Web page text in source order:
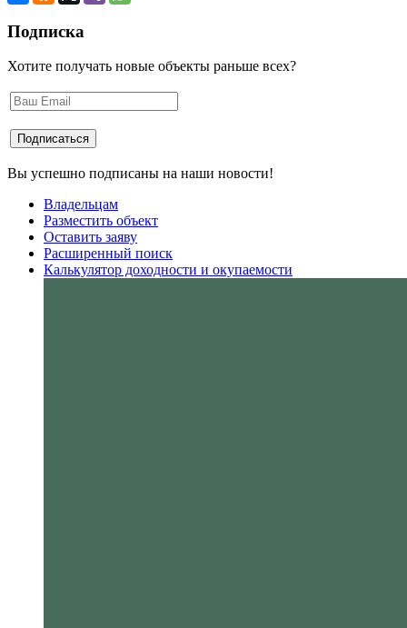
Подписка
Хотите получать новые объекты раньше всех?
Вы успешно подписаны на наши новости!
Владельцам
Разместить объект
Оставить заяву
Расширенный поиск
Калькулятор доходности и окупаемости